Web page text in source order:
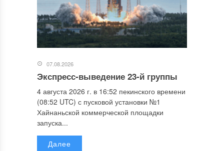
07.08.2026
Экспресс-выведение 23-й группы
4 августа 2026 г. в 16:52 пекинского времени
(08:52 UTC) с пусковой установки №1
Хайнаньской коммерческой площадки
запуска...
Далее